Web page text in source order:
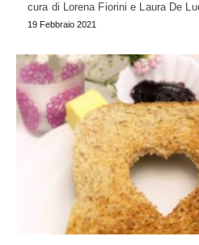
cura di Lorena Fiorini e Laura De
19 Febbraio 2021